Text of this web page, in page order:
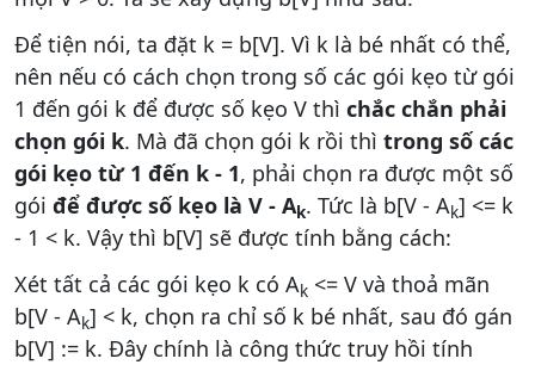
Để tiện nói, ta đặt k = b[V]. Vì k là bé nhất có thể,
nên nếu có cách chọn trong số các gói kẹo từ gói
1 đến gói k để được số kẹo V thì chắc chắn phải
chọn gói k. Mà đã chọn gói k rồi thì trong số các
gói kẹo từ 1 đến k - 1, phải chọn ra được một số
gói để được số kẹo là V - Ak. Tức là b[V - Ak] <= k
- 1 < k. Vậy thì b[V] sẽ được tính bằng cách:
Xét tất cả các gói kẹo k có Ak <= V và thoả mãn
b[V - Ak] < k, chọn ra chỉ số k bé nhất, sau đó gán
b[V] := k. Đây chính là công thức truy hồi tính